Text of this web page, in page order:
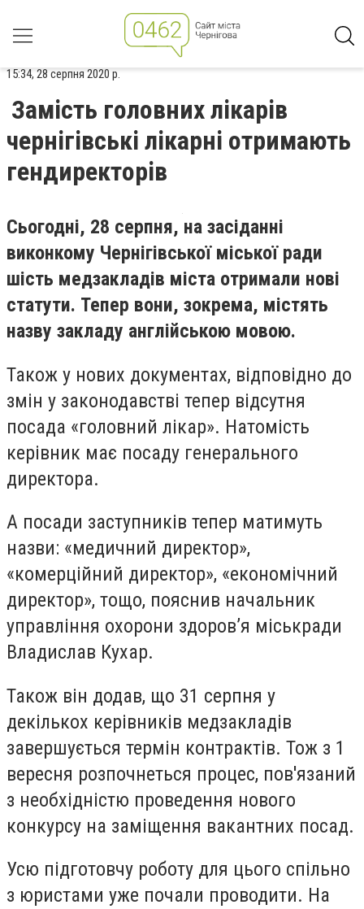
15:34, 28 серпня 2020 р.
Замість головних лікарів
чернігівські лікарні отримають
гендиректорів
Сьогодні, 28 серпня, на засіданні
виконкому Чернігівської міської ради
шість медзакладів міста отримали нові
статути. Тепер вони, зокрема, містять
назву закладу англійською мовою.
Також у нових документах, відповідно до
змін у законодавстві тепер відсутня
посада «головний лікар». Натомість
керівник має посаду генерального
директора.
А посади заступників тепер матимуть
назви: «медичний директор»,
«комерційний директор», «економічний
директор», тощо, пояснив начальник
управління охорони здоров’я міськради
Владислав Кухар.
Також він додав, що 31 серпня у
декількох керівників медзакладів
завершується термін контрактів. Тож з 1
вересня розпочнеться процес, пов'язаний
з необхідністю проведення нового
конкурсу на заміщення вакантних посад.
Усю підготовчу роботу для цього спільно
з юристами уже почали проводити. На